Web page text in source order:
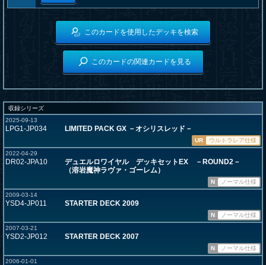
このカードを使用したデッキを検索
このカードの関連カードを見る
収録シリーズ
2025-09-13
LPG1-JP034 LIMITED PACK GX －オシリスレッド－
UR
ウルトラレア仕様
2022-04-29
DR02-JPA10
デュエルロワイヤル デッキセットEX －ROUND2－
（溶岩魔神ラヴァ・ゴーレム）
N
ノーマル仕様
2009-03-14
YSD4-JP011 STARTER DECK 2009
N
ノーマル仕様
2007-03-21
YSD2-JP012 STARTER DECK 2007
N
ノーマル仕様
2006-01-01